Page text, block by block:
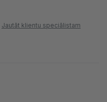
Jautāt klientu speciālistam